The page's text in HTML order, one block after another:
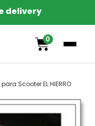
delivery
0
Scooter EL HIERRO